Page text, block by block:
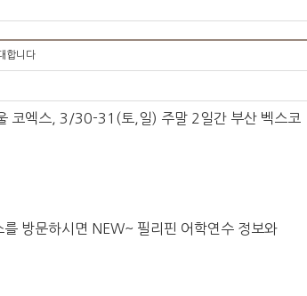
합니다
코엑스, 3/30-31(토,일) 주말 2일간 부산 벡스코
방문하시면 NEW~ 필리핀 어학연수 정보와